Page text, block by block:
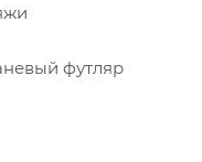
футляр